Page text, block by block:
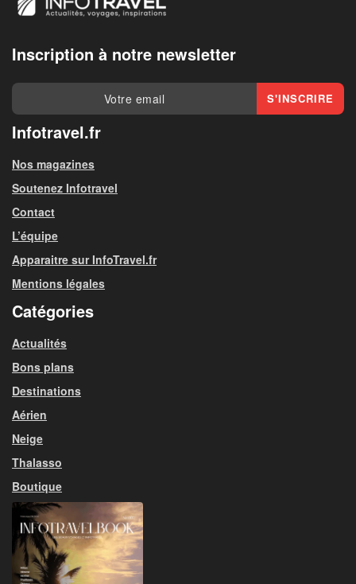
Inscription à notre newsletter
Infotravel.fr
Nos magazines
Soutenez Infotravel
Contact
L’équipe
Apparaitre sur InfoTravel.fr
Mentions légales
Catégories
Actualités
Bons plans
Destinations
Aérien
Neige
Thalasso
Boutique